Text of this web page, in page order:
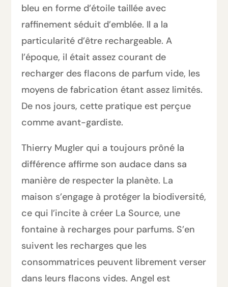
bleu en forme d’étoile taillée avec
raffinement séduit d’emblée. Il a la
particularité d’être rechargeable. A
l’époque, il était assez courant de
recharger des flacons de parfum vide, les
moyens de fabrication étant assez limités.
De nos jours, cette pratique est perçue
comme avant-gardiste.
Thierry Mugler qui a toujours prôné la
différence affirme son audace dans sa
manière de respecter la planète. La
maison s’engage à protéger la biodiversité,
ce qui l’incite à créer La Source, une
fontaine à recharges pour parfums. S’en
suivent les recharges que les
consommatrices peuvent librement verser
dans leurs flacons vides. Angel est